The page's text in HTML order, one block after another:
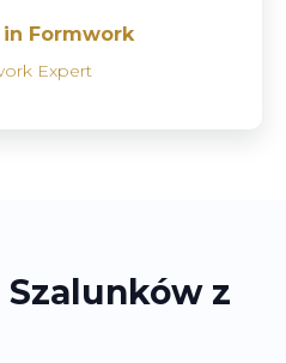
Formwork
Expert
z